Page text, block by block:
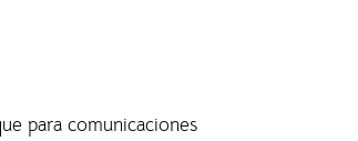
para comunicaciones